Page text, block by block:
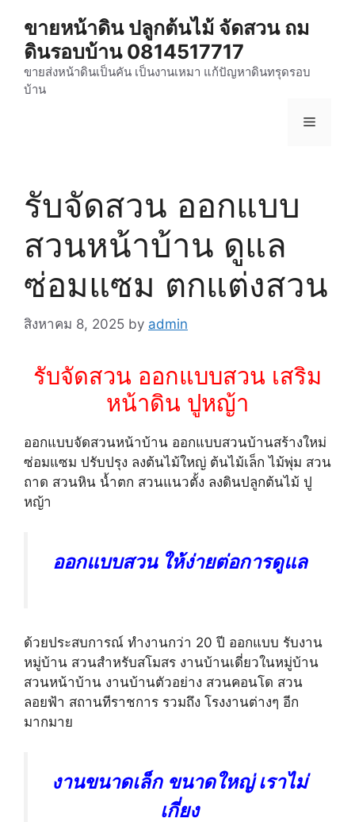
content
ขายหน้าดิน ปลูกต้นไม้ จัดสวน ถม
ดินรอบบ้าน 0814517717
ขายส่งหน้าดินเป็นคัน เป็นงานเหมา แก้ปัญหาดินทรุดรอบ
บ้าน
Menu
รับจัดสวน ออกแบบ
สวนหน้าบ้าน ดูแล
ซ่อมแซม ตกแต่งสวน
สิงหาคม 8, 2025 by admin
รับจัดสวน ออกแบบสวน เสริม
หน้าดิน ปูหญ้า
ออกแบบจัดสวนหน้าบ้าน ออกแบบสวนบ้านสร้างใหม่
ซ่อมแซม ปรับปรุง ลงต้นไม้ใหญ่ ต้นไม้เล็ก ไม้พุ่ม สวน
ถาด สวนหิน น้ำตก สวนแนวตั้ง ลงดินปลูกต้นไม้ ปู
หญ้า
ออกแบบสวน ให้ง่ายต่อการดูแล
ด้วยประสบการณ์ ทำงานกว่า 20 ปี ออกแบบ รับงาน
หมู่บ้าน สวนสำหรับสโมสร งานบ้านเดี่ยวในหมู่บ้าน
สวนหน้าบ้าน งานบ้านตัวอย่าง สวนคอนโด สวน
ลอยฟ้า สถานทีราชการ รวมถึง โรงงานต่างๆ อีก
มากมาย
งานขนาดเล็ก ขนาดใหญ่ เราไม่
เกี่ยง